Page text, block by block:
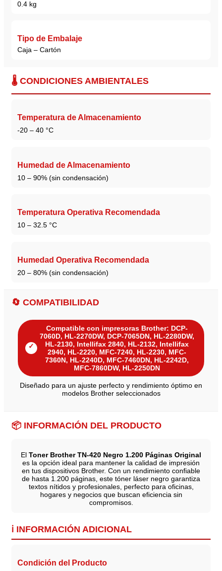
0.4 kg
Tipo de Embalaje
Caja – Cartón
🌡️ CONDICIONES AMBIENTALES
Temperatura de Almacenamiento
-20 – 40 °C
Humedad de Almacenamiento
10 – 90% (sin condensación)
Temperatura Operativa Recomendada
10 – 32.5 °C
Humedad Operativa Recomendada
20 – 80% (sin condensación)
🔄 COMPATIBILIDAD
✓
Compatible con impresoras Brother: DCP-
7060D, HL-2270DW, DCP-7065DN, HL-2280DW,
HL-2130, Intellifax 2840, HL-2132, Intellifax
2940, HL-2220, MFC-7240, HL-2230, MFC-
7360N, HL-2240D, MFC-7460DN, HL-2242D,
MFC-7860DW, HL-2250DN
Diseñado para un ajuste perfecto y rendimiento óptimo en
modelos Brother seleccionados
📦 INFORMACIÓN DEL PRODUCTO
El Toner Brother TN-420 Negro 1.200 Páginas Original
es la opción ideal para mantener la calidad de impresión
en tus dispositivos Brother. Con un rendimiento confiable
de hasta 1.200 páginas, este tóner láser negro garantiza
textos nítidos y profesionales, perfecto para oficinas,
hogares y negocios que buscan eficiencia sin
compromisos.
ℹ️ INFORMACIÓN ADICIONAL
Condición del Producto